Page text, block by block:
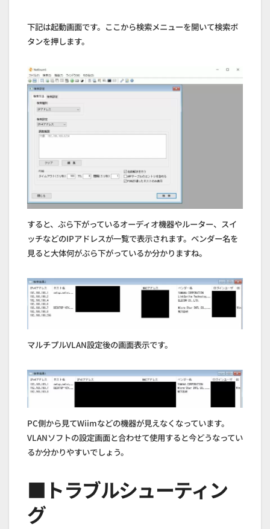
下記は起動画面です。ここから検索メニューを開いて検索ボ
タンを押します。
すると、ぶら下がっているオーディオ機器やルーター、スイ
ッチなどのIPアドレスが一覧で表示されます。ベンダー名を
見ると大体何がぶら下がっているか分かりますね。
マルチプルVLAN設定後の画面表示です。
PC側から見てWiimなどの機器が見えなくなっています。
VLANソフトの設定画面と合わせて使用すると今どうなってい
るか分かりやすいでしょう。
■トラブルシューティン
グ